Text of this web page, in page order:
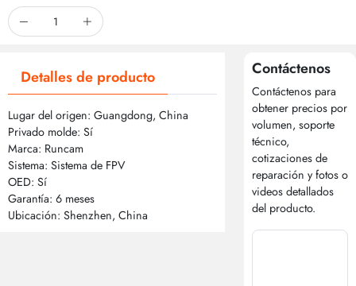
Detalles de producto
Lugar del origen: Guangdong, China
Privado molde: Sí
Marca: Runcam
Sistema: Sistema de FPV
OED: Sí
Garantía: 6 meses
Ubicación: Shenzhen, China
Contáctenos
Contáctenos para
obtener precios por
volumen, soporte
técnico,
cotizaciones de
reparación y fotos o
videos detallados
del producto.